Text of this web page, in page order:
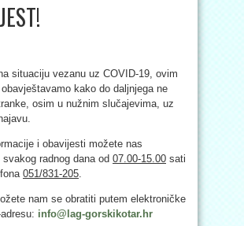
situaciju vezanu uz COVID-19, ovim
kako do daljnjega ne
osim u nužnim slučajevima, uz
i obavijesti možete nas
svakog radnog dana od 07.00-15.00 sati
051/831-205.
nam se obratiti putem elektroničke
info@lag-gorskikotar.hr